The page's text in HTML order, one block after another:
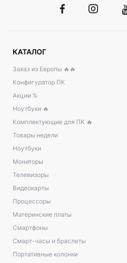
КАТАЛОГ
Заказ из Европы 🔥🔥
Конфигуратор ПК
Акции %
Ноутбуки 🔥
Комплектующие для ПК 🔥
Товары недели
Ноутбуки
Мониторы
Телевизоры
Видеокарты
Процессоры
Материнские платы
Смартфоны
Смарт-часы и браслеты
Портативные колонки